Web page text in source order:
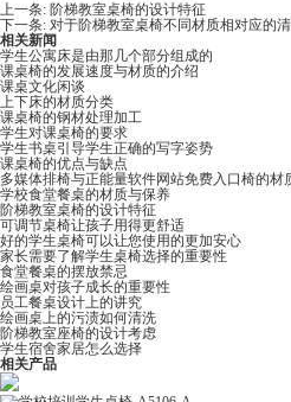
上一条: 阶梯教室桌椅的设计特征
下一条: 对于阶梯教室桌椅不同材质相对应的
相关新闻
学生公寓床是由那几个部分组成的
课桌椅的发展速度与材质的介绍
课桌文化闲谈
上下床的材质分类
课桌椅的钢材处理加工
学生对课桌椅的要求
学生书桌引导学生正确的写字姿势
课桌椅的优点与缺点
多媒体排椅与正能量软件网站免费入口椅的材
学校食堂餐桌的材质与保养
阶梯教室桌椅的设计特征
可调节桌椅让孩子用得更舒适
好的学生桌椅可以让您使用的更加安心
家长需要了解学生桌椅选择的重要性
食堂餐桌的摆放禁忌
绘画桌对孩子成长的重要性
员工餐桌设计上的讲究
绘画桌上的污渍如何清洗
阶梯教室座椅的设计考虑
学生宿舍家居怎么选择
相关产品